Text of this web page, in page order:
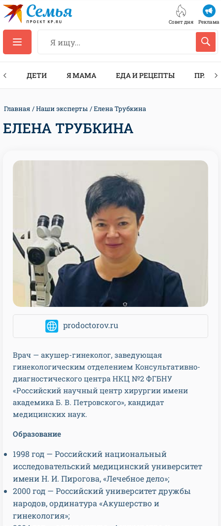
Совет дня Реклама
ДЕТИ Я МАМА ЕДА И РЕЦЕПТЫ
Главная Наши эксперты Елена Трубкина
ЕЛЕНА ТРУБКИНА
prodoctorov.ru
Врач — акушер-гинеколог, заведующая
гинекологическим отделением Консультативно-
диагностического центра НКЦ №2 ФГБНУ
«Российский научный центр хирургии имени
академика Б. В. Петровского», кандидат
медицинских наук.
Образование
1998 год — Российский национальный
исследовательский медицинский университет
имени Н. И. Пирогова, «Лечебное дело»;
2000 год — Российский университет дружбы
народов, ординатура «Акушерство и
гинекология»;